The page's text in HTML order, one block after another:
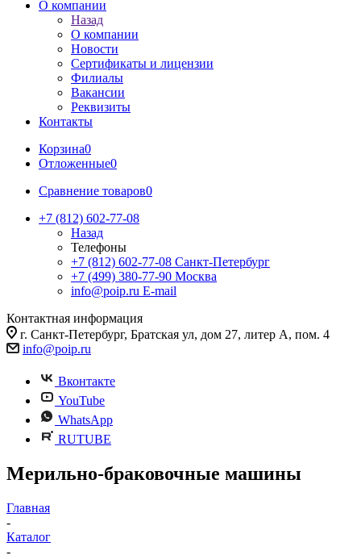
О компании
Назад
О компании
Новости
Сертификаты и лицензии
Филиалы
Вакансии
Реквизиты
Контакты
Корзина0
Отложенные0
Сравнение товаров0
+7 (812) 602-77-08
Назад
Телефоны
+7 (812) 602-77-08 Санкт-Петербург
+7 (499) 380-77-90 Москва
info@poip.ru E-mail
Контактная информация
г. Санкт-Петербург, Братская ул, дом 27, литер А, пом. 4
info@poip.ru
Вконтакте
YouTube
WhatsApp
RUTUBE
Мерильно-браковочные машины
Главная
-
Каталог
-